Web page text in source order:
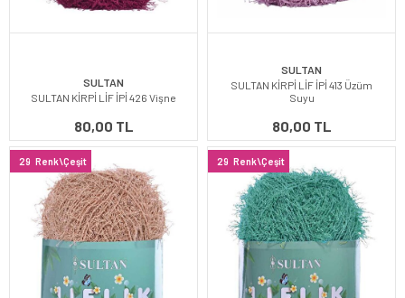
SULTAN
SULTAN KİRPİ LİF İPİ 426 Vişne
80,00 TL
SULTAN
SULTAN KİRPİ LİF İPİ 413 Üzüm
Suyu
80,00 TL
29 Renk\Çeşit 29 Renk\Çeşit